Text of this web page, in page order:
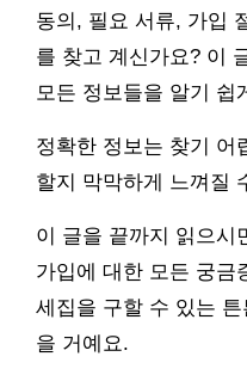
동의, 필요 서류, 가입
를 찾고 계신가요? 이
모든 정보들을 알기 쉽
정확한 정보는 찾기 어
할지 막막하게 느껴질
이 글을 끝까지 읽으시
가입에 대한 모든 궁금
세집을 구할 수 있는
을 거예요.